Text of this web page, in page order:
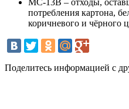
МС-13В – отходы,
потребления картона,
коричневого и чёрного
Поделитесь информацией с